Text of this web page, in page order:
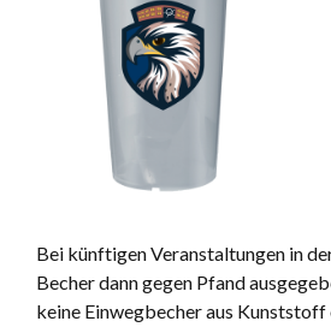
Bei künftigen Veranstaltungen in
Becher dann gegen Pfand
keine Einwegbecher aus Kunststoff